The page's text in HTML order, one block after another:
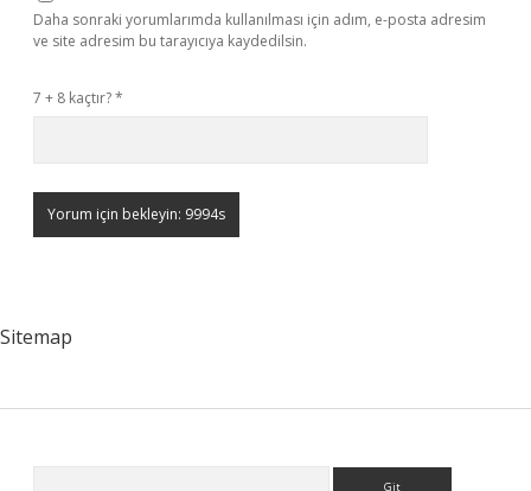
Daha sonraki yorumlarımda kullanılması için adım, e-posta adresim
ve site adresim bu tarayıcıya kaydedilsin.
7 + 8 kaçtır?*
Sitemap